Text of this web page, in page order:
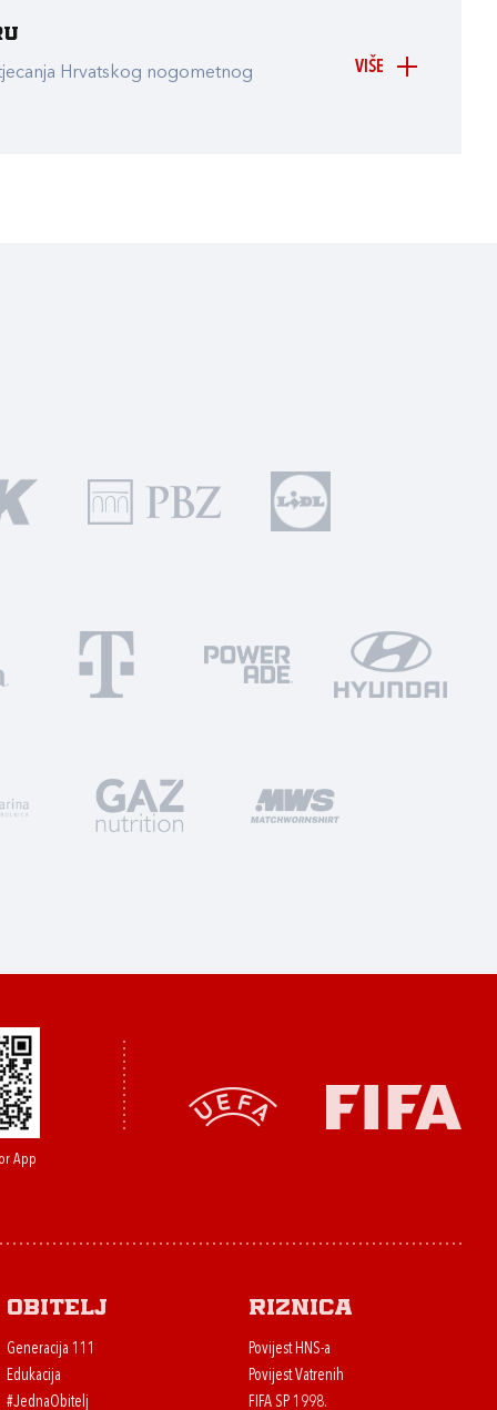
VIŠE
Hrvatskog nogometnog
App
Obitelj
Generacija 111
Edukacija
#JednaObitelj
Riznica
Povijest HNS-a
Povijest Vatrenih
FIFA SP 1998.